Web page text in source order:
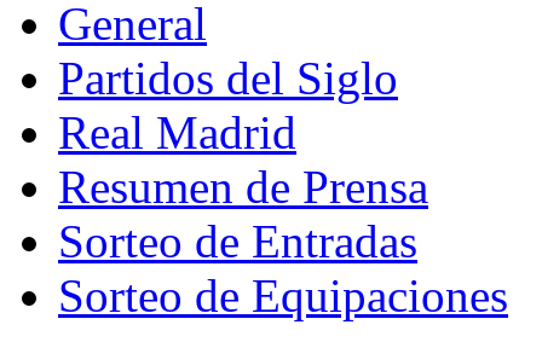
General
Partidos del Siglo
Real Madrid
Resumen de Prensa
Sorteo de Entradas
Sorteo de Equipaciones